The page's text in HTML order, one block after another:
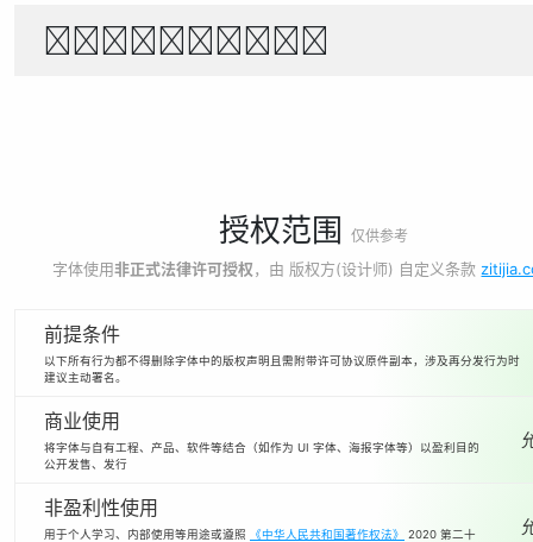
1234567890
授权范围 仅供参考
字体使用非正式法律许可授权，由 版权方(设计师) 自定义条款
前提条件
以下所有行为都不得删除字体中的版权声明且需附带许可协议原件副本，涉及再分发行为时
建议主动署名。
商业使用
将字体与自有工程、产品、软件等结合（如作为 UI 字体、海报字体等）以盈利目的
公开发售、发行
非盈利性使用
用于个人学习、内部使用等用途或遵照 《中华人民共和国著作权法》
2020 第二十